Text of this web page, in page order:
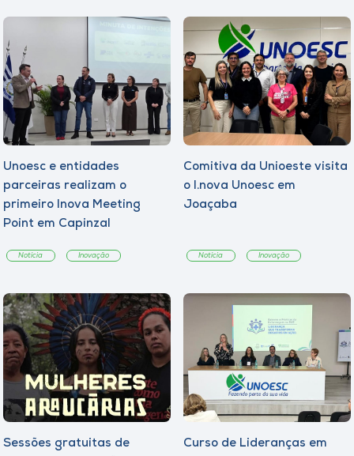
Unoesc e entidades
parceiras realizam o
primeiro Inova Meeting
Point em Capinzal
Notícia Inovação
Comitiva da Unioeste visita
o I.nova Unoesc em
Joaçaba
Notícia Inovação
Sessões gratuitas de
Curso de Lideranças em